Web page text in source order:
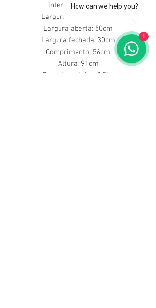
interna da cadeira.
Largura assento: 40cm
Largura aberta: 50cm
Largura fechada: 30cm
Comprimento: 56cm
Altura: 91cm
Peso da cadeira: 9,5kg
How can we help you?
1